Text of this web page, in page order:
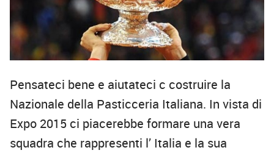
Pensateci bene e aiutateci c costruire la
Nazionale della Pasticceria Italiana. In vista di
Expo 2015 ci piacerebbe formare una vera
squadra che rappresenti l’ Italia e la sua